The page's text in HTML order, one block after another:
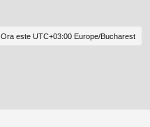
Ora este UTC+03:00 Europe/Bucharest